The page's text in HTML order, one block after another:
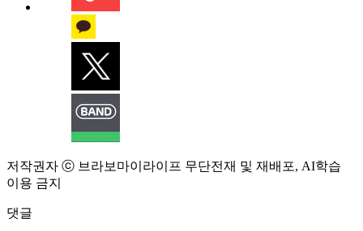
저작권자 ⓒ 브라보마이라이프 무단전재 및 재배포, AI학습
이용 금지
댓글